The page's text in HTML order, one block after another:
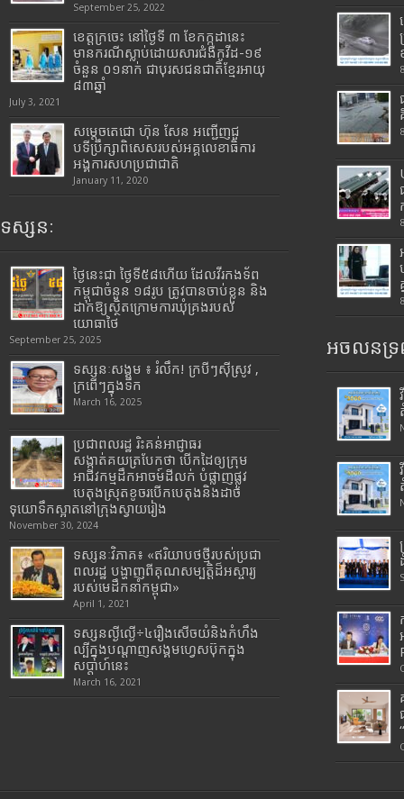
September 25, 2022
ខេត្តក្រចេះ នៅថ្ងៃទី ៣ ខែកក្កដានេះ
មានករណីស្លាប់ដោយសារជំងឺកូវីដ-១៩
ចំនួន ០១នាក់ ជាបុរសជនជាតិខ្មែរអាយុ
៨៣ឆ្នាំ
July 3, 2021
សម្តេចតេជោ ហ៊ុន សែន អញ្ជើញជួ
បទីប្រឹក្សាពិសេសរបស់អគ្គលេខាធិការ
អង្គការសហប្រជាជាតិ
January 11, 2020
ទស្សនៈ
ថ្ងៃនេះជា ថ្ងៃទី៥៨ហើយ ដែលវីរកងទ័ព
កម្ពុជាចំនួន ១៨រូប ត្រូវបានចាប់ខ្លួន និង
ដាក់ឱ្យស្ថិតក្រោមការឃុំគ្រងរបស់
យោធាថៃ
September 25, 2025
ទស្សនៈសង្គម ៖ រំលឹក! ក្របីៗស៊ីស្រូវ ,
ក្រពើៗក្នុងទឹក
March 16, 2025
ប្រជាពលរដ្ឋ រិះគន់អាជ្ញាធរ
សង្កាត់គយត្របែកថា បើកដៃឲ្យក្រុម
អាជីវកម្មដឹកអាចម៍ដីលក់ បំផ្លាញផ្លូវ
បេតុងស្រុតខូចរបើកបេតុងនិងដាច់
ទុយោទឹកស្អាតនៅក្រុងស្វាយរៀង
November 30, 2024
ទស្សនៈវិភាគ៖ «ឥរិយាបថថ្មីរបស់ប្រជា
ពលរដ្ឋ បង្ហាញពីគុណសម្បត្តិដ៏អស្ចារ្យ
របស់មេដឹកនាំកម្ពុជា»
April 1, 2021
ទស្សនល្ងីល្ងើ÷៤រឿងសើចយំនិងកំហឹង
ល្បីក្នុងបណ្តាញសង្គមហ្វេសប៊ុកក្នុង
សប្តាហ៍នេះ
March 16, 2021
អចលនទ្រ